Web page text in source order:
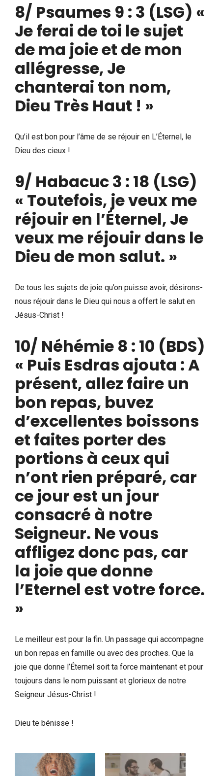
8/ Psaumes 9 : 3 (LSG) «
Je ferai de toi le sujet
de ma joie et de mon
allégresse, Je
chanterai ton nom,
Dieu Très Haut ! »
Qu’il est bon pour l’âme de se réjouir en L’Éternel, le
Dieu des cieux !
9/ Habacuc 3 : 18 (LSG)
« Toutefois, je veux me
réjouir en l’Éternel, Je
veux me réjouir dans le
Dieu de mon salut. »
De tous les sujets de joie qu’on puisse avoir, désirons-
nous réjouir dans le Dieu qui nous a offert le salut en
Jésus-Christ !
10/ Néhémie 8 : 10 (BDS)
« Puis Esdras ajouta : A
présent, allez faire un
bon repas, buvez
d’excellentes boissons
et faites porter des
portions à ceux qui
n’ont rien préparé, car
ce jour est un jour
consacré à notre
Seigneur. Ne vous
affligez donc pas, car
la joie que donne
l’Eternel est votre force.
»
Le meilleur est pour la fin. Un passage qui accompagne
un bon repas en famille ou avec des proches. Que la
joie que donne l’Éternel soit ta force maintenant et pour
toujours dans le nom puissant et glorieux de notre
Seigneur Jésus-Christ !
Dieu te bénisse !